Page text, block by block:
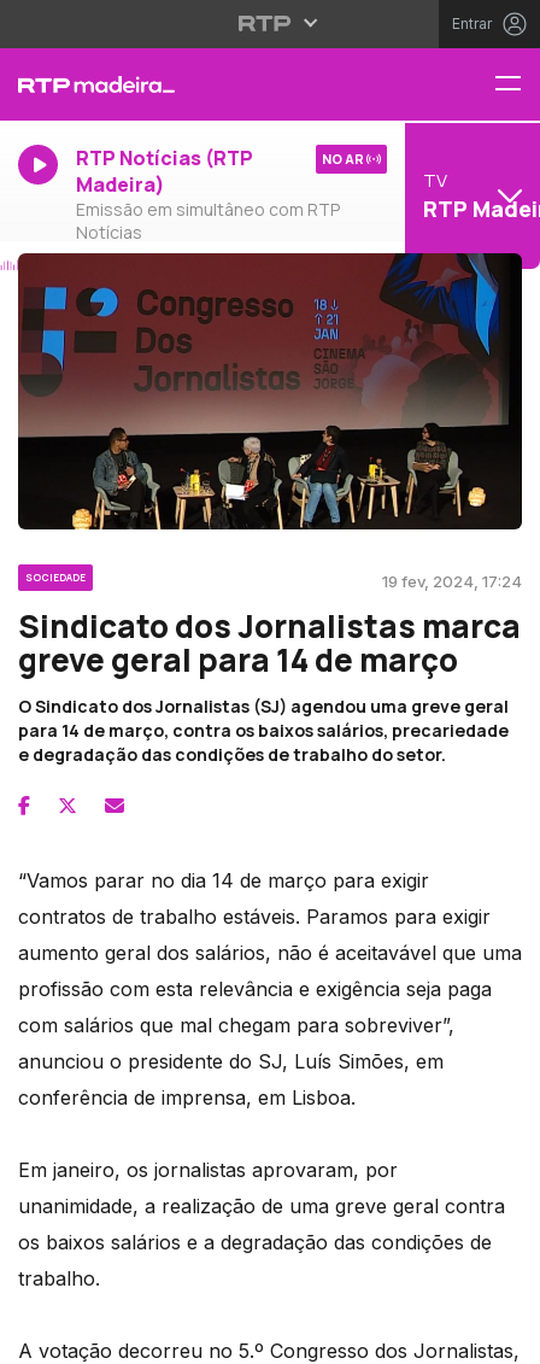
Entrar
RTP Notícias (RTP
Madeira)
Emissão em simultâneo com RTP
Notícias
NO AR
TV
RTP
SOCIEDADE 19 fev, 2024, 17:24
Sindicato dos Jornalistas marca
greve geral para 14 de março
O Sindicato dos Jornalistas (SJ) agendou uma greve geral
para 14 de março, contra os baixos salários, precariedade
e degradação das condições de trabalho do setor.
“Vamos parar no dia 14 de março para exigir
contratos de trabalho estáveis. Paramos para exigir
aumento geral dos salários, não é aceitavável que uma
profissão com esta relevância e exigência seja paga
com salários que mal chegam para sobreviver”,
anunciou o presidente do SJ, Luís Simões, em
conferência de imprensa, em Lisboa.
Em janeiro, os jornalistas aprovaram, por
unanimidade, a realização de uma greve geral contra
os baixos salários e a degradação das condições de
trabalho.
A votação decorreu no 5.º Congresso dos Jornalistas,